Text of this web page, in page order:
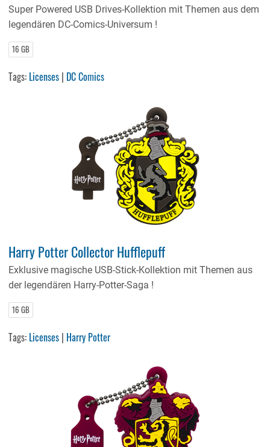
Super Powered USB Drives-Kollektion mit Themen aus dem
legendären DC-Comics-Universum !
16 GB
Tags: Licenses | DC Comics
Harry Potter Collector Hufflepuff
Exklusive magische USB-Stick-Kollektion mit Themen aus
der legendären Harry-Potter-Saga !
16 GB
Tags: Licenses | Harry Potter